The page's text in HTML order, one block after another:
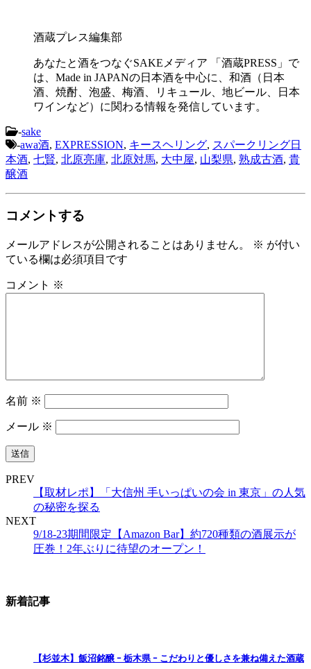
酒蔵プレス編集部
あなたと酒をつなぐSAKEメディア 「酒蔵PRESS」で
は、Made in JAPANの日本酒を中心に、和酒（日本
酒、焼酎、泡盛、梅酒、リキュール、地ビール、日本
ワインなど）に関わる情報を発信しています。
-sake
-awa酒, EXPRESSION, キースヘリング, スパークリング日
本酒, 七賢, 北原亮庫, 北原対馬, 大中屋, 山梨県, 熟成古酒, 貴
醸酒
コメントする
メールアドレスが公開されることはありません。 ※ が付い
ている欄は必須項目です
コメント ※
名前 ※
メール ※
PREV
【取材レポ】「大信州 手いっぱいの会 in 東京」の人気
の秘密を探る
NEXT
9/18-23期間限定【Amazon Bar】約720種類の酒展示が
圧巻！2年ぶりに待望のオープン！
新着記事
【杉並木】飯沼銘醸 ｰ 栃木県 ｰ こだわりと優しさを兼ね備えた酒蔵